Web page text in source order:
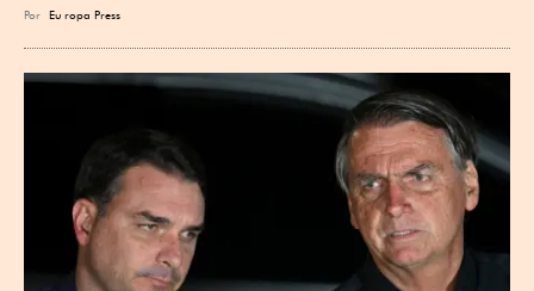
Por Eu ropa Press